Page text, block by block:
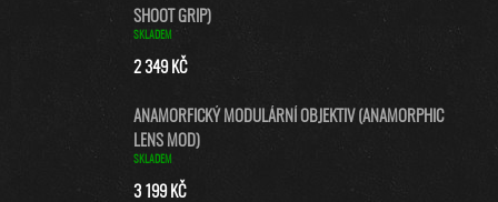
SHOOT GRIP)
SKLADEM
2 349 KČ
ANAMORFICKÝ MODULÁRNÍ OBJEKTIV (ANAMORPHIC
LENS MOD)
SKLADEM
3 199 KČ